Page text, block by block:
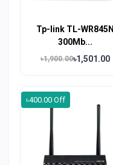
Tp-link TL-WR845N
300Mb...
৳1,900.00৳1,501.00
৳400.00 Off